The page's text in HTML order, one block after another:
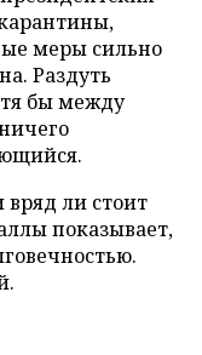
меры сильно
Раздуть
бы между
ли стоит
показывает,